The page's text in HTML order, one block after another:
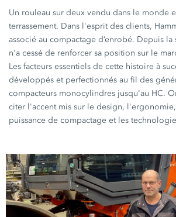
Un rouleau sur deux vendu dans le monde
terrassement. Dans l'esprit des clients,
associé au compactage d’enrobé. Depuis la
n'a cessé de renforcer sa position sur le
Les facteurs essentiels de cette histoire à
développés et perfectionnés au fil des
compacteurs monocylindres jusqu'au HC.
citer l'accent mis sur le design,
puissance de compactage et les